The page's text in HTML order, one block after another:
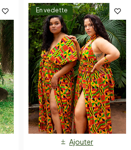
En vedette
Ajouter